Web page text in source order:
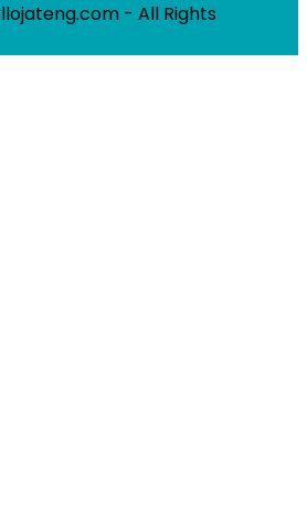
- All Rights